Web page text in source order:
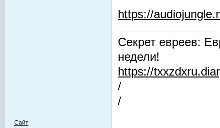
https://
Секрет евреев:
недели!
https://
/
/
Сайт